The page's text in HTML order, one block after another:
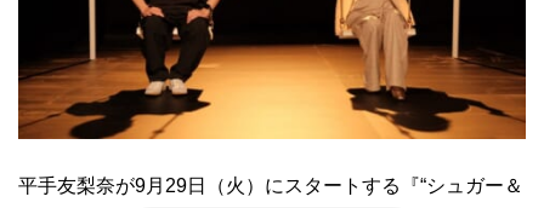
平手友梨奈が9月29日（火）にスタートする『“シュガー＆